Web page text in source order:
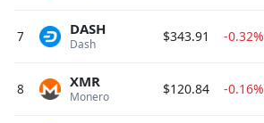
7 Dash
DASH $343.91 -0.32%
8 Monero
XMR $120.84 -0.16%